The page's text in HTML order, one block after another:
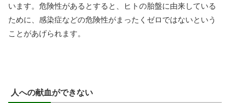
います。危険性があるとすると、ヒトの胎盤に由来している
ために、感染症などの危険性がまったくゼロではないという
ことがあげられます。
人への献血ができない